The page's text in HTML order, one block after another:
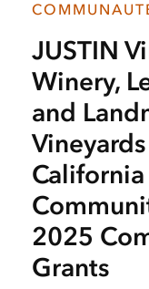
JUSTIN
Winery,
and
2025
Grants